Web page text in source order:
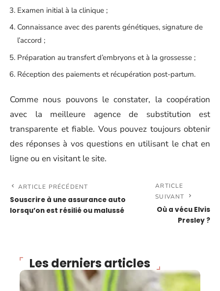
Examen initial à la clinique ;
Connaissance avec des parents génétiques, signature de
l’accord ;
Préparation au transfert d’embryons et à la grossesse ;
Réception des paiements et récupération post-partum.
Comme nous pouvons le constater, la coopération
avec la meilleure agence de substitution est
transparente et fiable. Vous pouvez toujours obtenir
des réponses à vos questions en utilisant le chat en
ligne ou en visitant le site.
ARTICLE PRÉCÉDENT
Souscrire à une assurance auto
lorsqu’on est résilié ou malussé
ARTICLE
SUIVANT
Où a vécu Elvis
Presley ?
Les derniers articles